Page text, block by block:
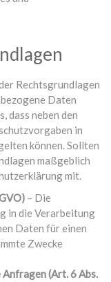
Rechtsgrundlagen
Daten
dass neben den
in
können. Sollten
maßgeblich
mit.
– Die
in die Verarbeitung
Daten für einen
Zwecke
(Art. 6 Abs.